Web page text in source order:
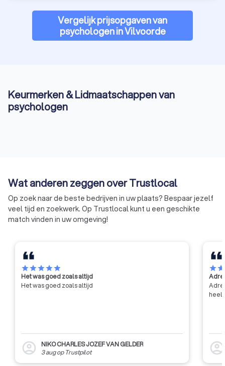
Vergelijk prijsopgaven van
psychologen in Vilvoorde
Keurmerken & Lidmaatschappen van
psychologen
Wat anderen zeggen over Trustlocal
Op zoek naar de beste bedrijven in uw plaats? Bespaar jezelf
veel tijd en zoekwerk. Op Trustlocal kunt u een geschikte
match vinden in uw omgeving!
starstarstarstarstar
Het was goed zoals altijd
Het was goed zoals altijd
account_circle
NIKO CHARLES JOZEF VAN GELDER
3 augop Trustpilot
starstar
heel
account_circle